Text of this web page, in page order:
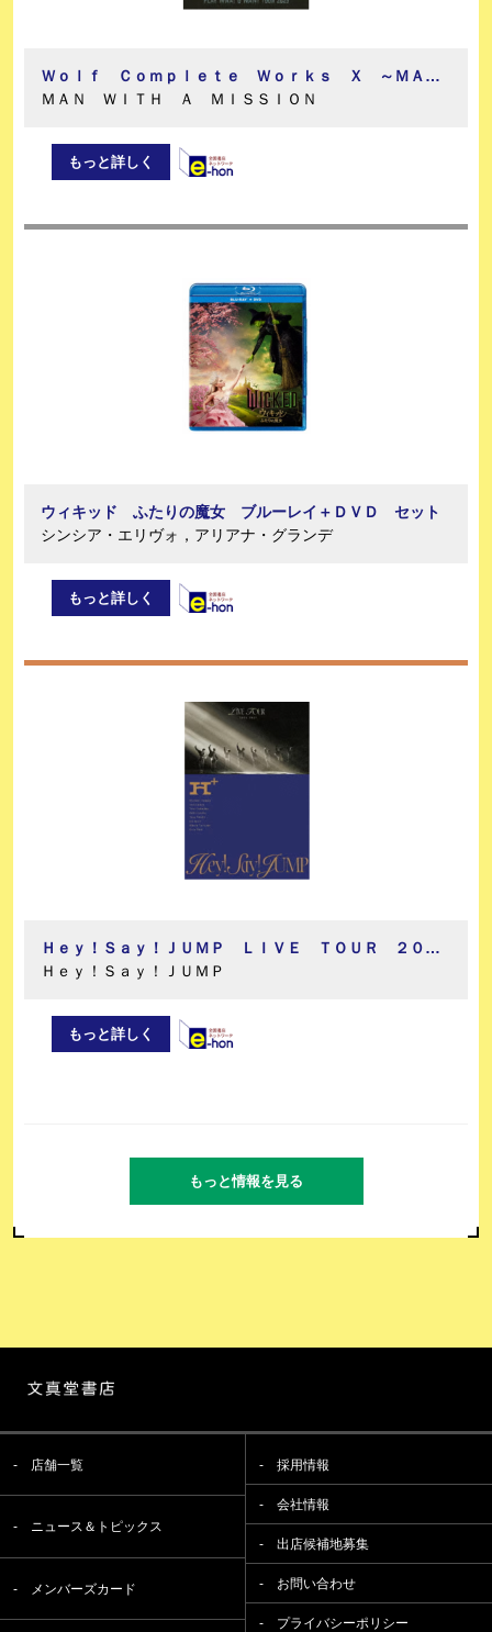
Ｗｏｌｆ Ｃｏｍｐｌｅｔｅ Ｗｏｒｋｓ Ｘ ～ＭＡＮ ＷＩＴＨ Ａ“１５ｔｈ”ＭＩＳＳＩＯＮ ＰＬＡＹ ＷＨＡＴ Ｕ ＷＡＮＴ ＴＯＵＲ ２０２５～（通常盤Ｂ）
ＭＡＮ ＷＩＴＨ Ａ ＭＩＳＳＩＯＮ
もっと詳しく
ウィキッド ふたりの魔女 ブルーレイ＋ＤＶＤ セット
シンシア・エリヴォ，アリアナ・グランデ
もっと詳しく
Ｈｅｙ！Ｓａｙ！ＪＵＭＰ ＬＩＶＥ ＴＯＵＲ ２０２４－２０２５ Ｈ＋（初回限定盤）
Ｈｅｙ！Ｓａｙ！ＪＵＭＰ
もっと詳しく
もっと情報を見る
店舗一覧
ニュース＆トピックス
メンバーズカード
採用情報
会社情報
出店候補地募集
お問い合わせ
プライバシーポリシー